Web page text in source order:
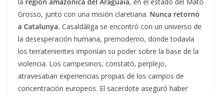
Grosso, junto con una misión claretiana. Nunca retornó
a Catalunya. Casaldàliga se encontró con un universo de
la desesperación humana, premoderno, donde todavía
los terratenientes imponían su poder sobre la base de la
violencia. Los campesinos, constató, perplejo,
atravesaban experiencias propias de los campos de
concentración europeos. El sacerdote aseguró haber